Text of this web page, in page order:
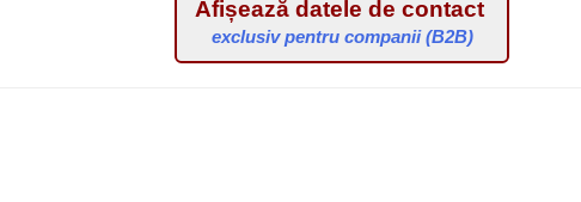
Afișează datele de contact
exclusiv pentru companii (B2B)